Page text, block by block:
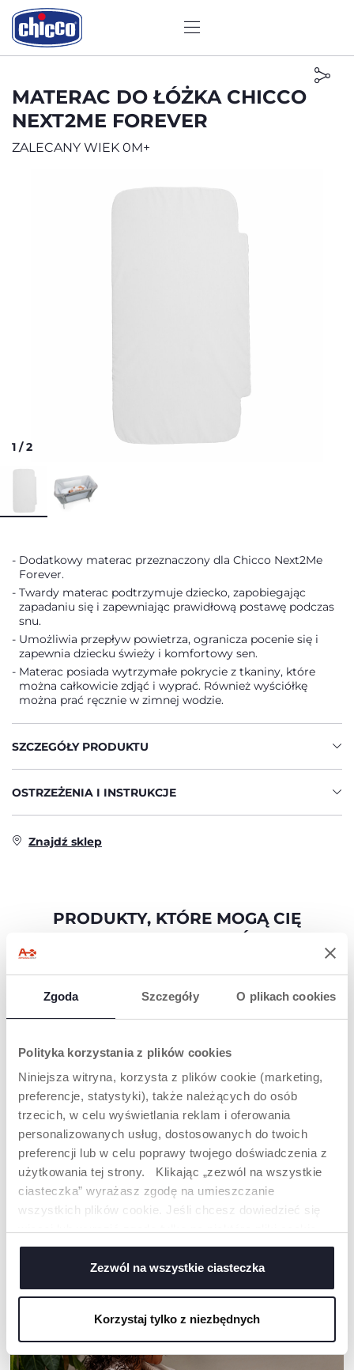
Zgoda Szczegóły O plikach cookies
Polityka korzystania z plików cookies
Niniejsza witryna, korzysta z plików cookie (marketing,
preferencje, statystyki), także należących do osób
trzecich, w celu wyświetlania reklam i oferowania
personalizowanych usług, dostosowanych do twoich
preferencji lub w celu poprawy twojego doświadczenia z
użytkowania tej strony. Klikając „zezwól na wszystkie
ciasteczka” wyrażasz zgodę na umieszczanie
wszystkich plików cookie. Jeśli chcesz dowiedzieć się
kliknij „Ustawienia”. Zamykając ten baner, wyrażasz
zgodę na używanie wyłącznie technicznych plików
cookie, które są niezbędne dla żądanej usługi.
Zezwól na wszystkie ciasteczka
Korzystaj tylko z niezbędnych
MATERAC DO ŁÓŻKA CHICCO
NEXT2ME FOREVER
ZALECANY WIEK 0M+
1 /2
Dodatkowy materac przeznaczony dla Chicco Next2Me
Forever.
Twardy materac podtrzymuje dziecko, zapobiegając
zapadaniu się i zapewniając prawidłową postawę podczas
snu.
Umożliwia przepływ powietrza, ogranicza pocenie się i
zapewnia dziecku świeży i komfortowy sen.
Materac posiada wytrzymałe pokrycie z tkaniny, które
można całkowicie zdjąć i wyprać. Również wyściółkę
można prać ręcznie w zimnej wodzie.
SZCZEGÓŁY PRODUKTU
OSTRZEŻENIA I INSTRUKCJE
Znajdź sklep
PRODUKTY, KTÓRE MOGĄ CIĘ
ZAINTERESOWAĆ
MATERAC DO ŁÓŻKA N2M
STANDARD/AIR WHITE
+ KOLORY
KOKON MOMMY POD 3IN1
NASZA RADA